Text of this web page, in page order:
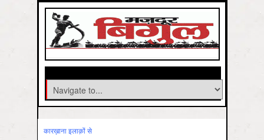
कारख़ाना इलाक़ों से